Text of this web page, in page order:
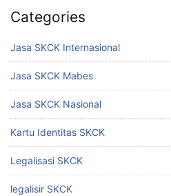
Categories
Jasa SKCK Internasional
Jasa SKCK Mabes
Jasa SKCK Nasional
Kartu Identitas SKCK
Legalisasi SKCK
legalisir SKCK